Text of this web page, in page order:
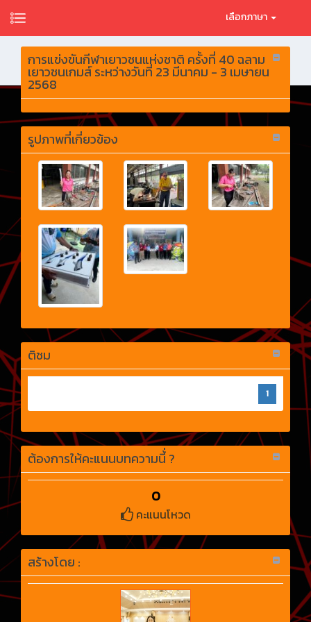
เลือกภาษา
การแข่งขันกีฬาเยาวชนแห่งชาติ ครั้งที่ 40 ฉลาม
เยาวชนเกมส์ ระหว่างวันที่ 23 มีนาคม - 3 เมษายน
2568
รูปภาพที่เกี่ยวข้อง
ติชม
1
ต้องการให้คะแนนบทความนี้่ ?
0
คะแนนโหวด
สร้างโดย :